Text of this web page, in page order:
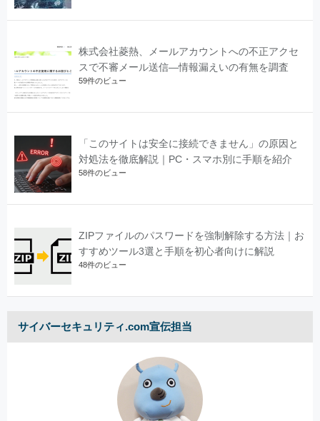
株式会社菱熱、メールアカウントへの不正アクセ
スで不審メール送信―情報漏えいの有無を調査
59件のビュー
「このサイトは安全に接続できません」の原因と
対処法を徹底解説｜PC・スマホ別に手順を紹介
58件のビュー
ZIPファイルのパスワードを強制解除する方法｜お
すすめツール3選と手順を初心者向けに解説
48件のビュー
サイバーセキュリティ.com宣伝担当